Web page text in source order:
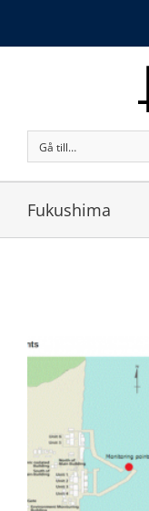
Gå till…
Fukushima